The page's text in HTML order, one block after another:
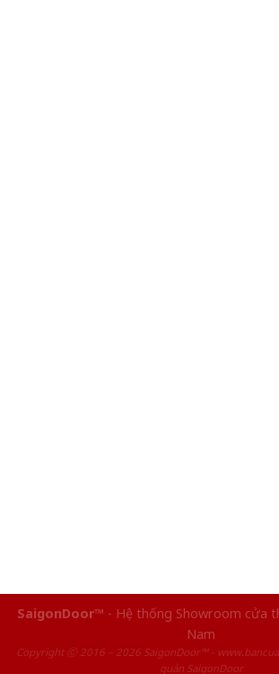
SaigonDoor™ - Hệ thống Showroom cửa
Nam
Copyright ⓒ 2016 – 2026 SaigonDoor™ -
quản SaigonDoor